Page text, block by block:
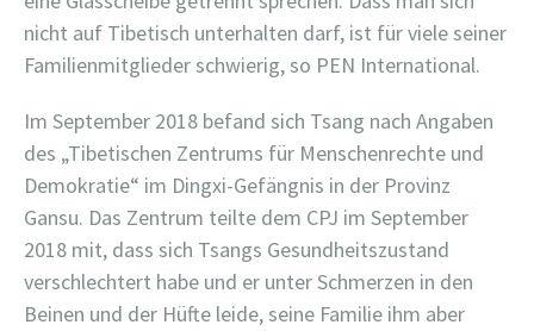
nicht auf Tibetisch unterhalten darf, ist für viele seiner
Familienmitglieder schwierig, so PEN International.
Im September 2018 befand sich Tsang nach Angaben
des „Tibetischen Zentrums für Menschenrechte und
Demokratie“ im Dingxi-Gefängnis in der Provinz
Gansu. Das Zentrum teilte dem CPJ im September
2018 mit, dass sich Tsangs Gesundheitszustand
verschlechtert habe und er unter Schmerzen in den
Beinen und der Hüfte leide, seine Familie ihm aber